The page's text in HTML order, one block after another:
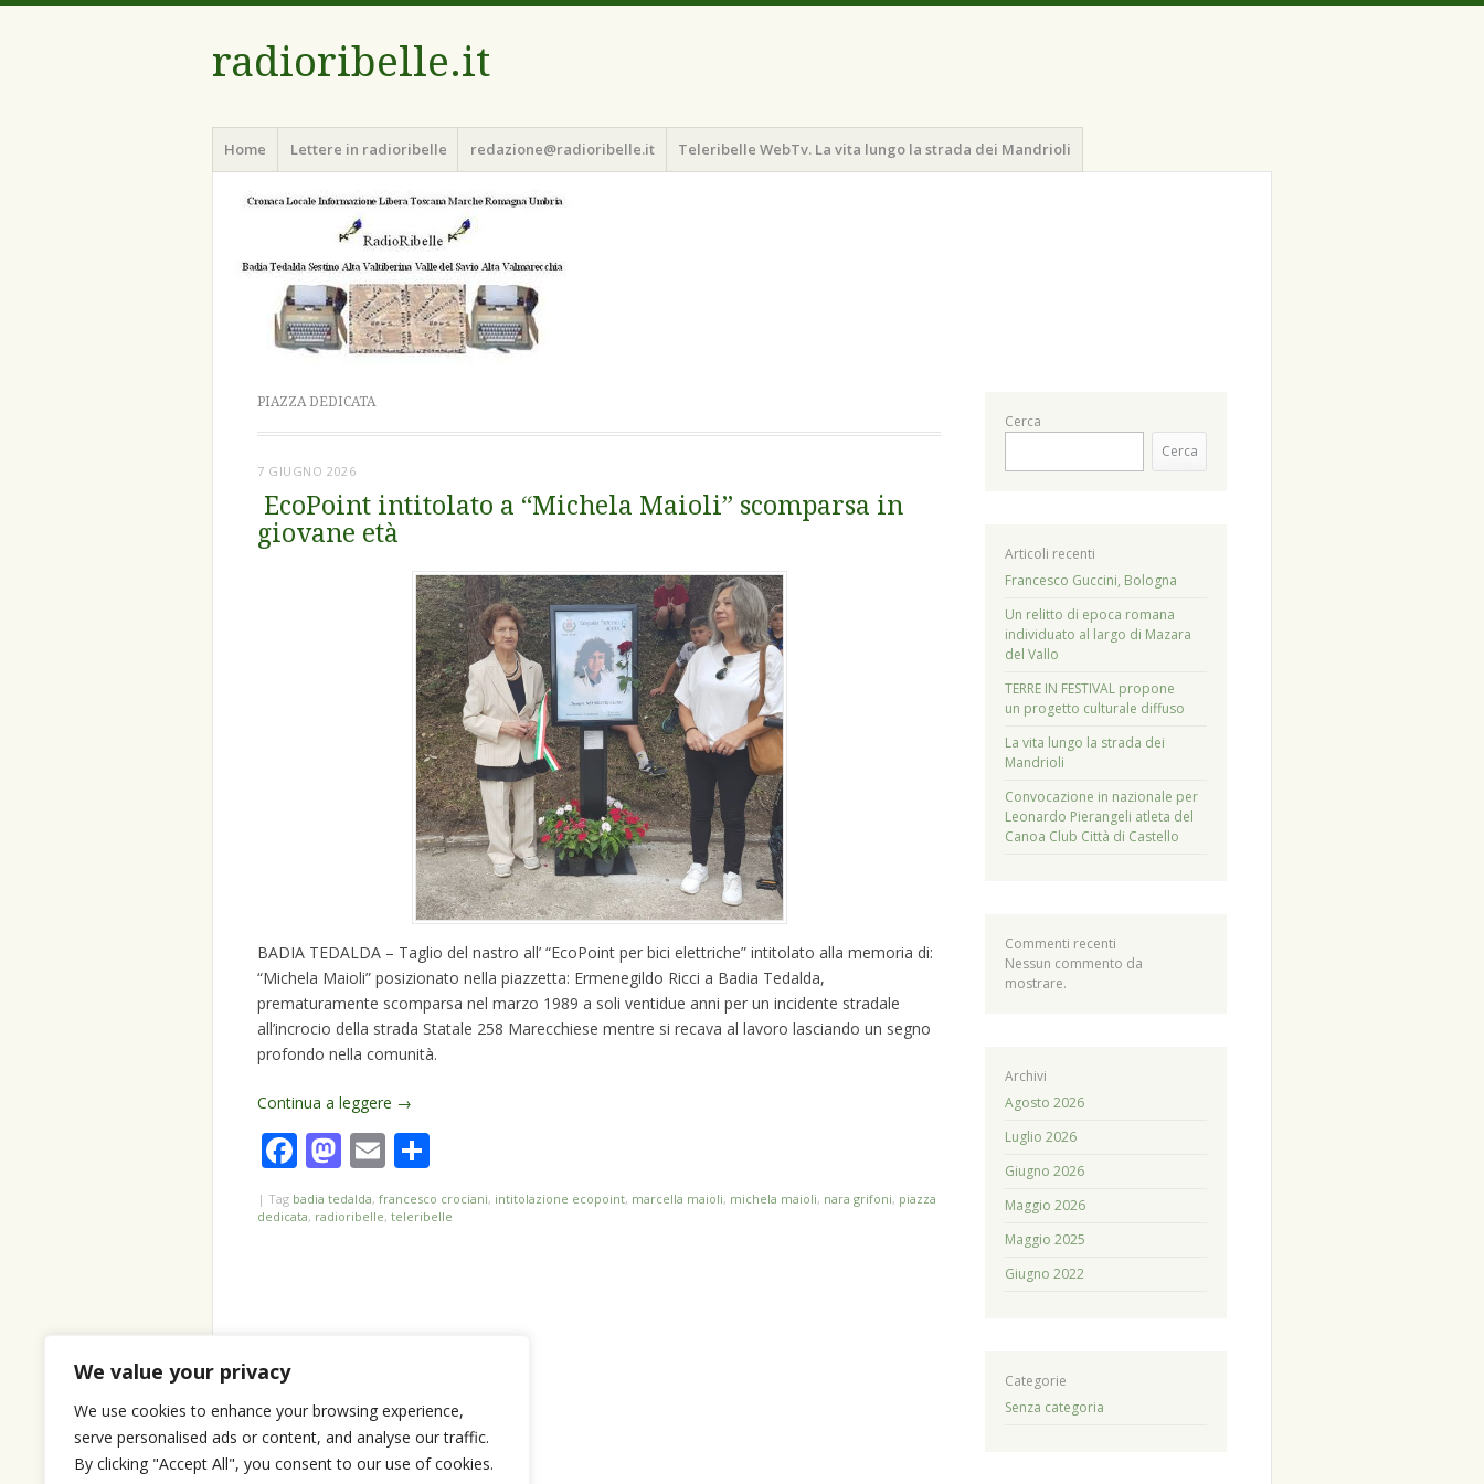
We value your privacy
We use cookies to enhance your browsing experience,
serve personalised ads or content, and analyse our traffic.
By clicking "Accept All", you consent to our use of cookies.
radioribelle.it
Menu
Vai
Home Lettere in radioribelle redazione@radioribelle.it Teleribelle WebTv. La vita lungo la strada dei Mandrioli
PIAZZA DEDICATA
7 GIUGNO 2026
EcoPoint intitolato a “Michela Maioli” scomparsa in
giovane età
BADIA TEDALDA – Taglio del nastro all’ “EcoPoint per bici elettriche” intitolato alla memoria di:
“Michela Maioli” posizionato nella piazzetta: Ermenegildo Ricci a Badia Tedalda,
prematuramente scomparsa nel marzo 1989 a soli ventidue anni per un incidente stradale
all’incrocio della strada Statale 258 Marecchiese mentre si recava al lavoro lasciando un segno
profondo nella comunità.
Continua a leggere →
Facebook
Mastodon
Email
| Tag badia tedalda, francesco crociani, intitolazione ecopoint, marcella maioli, michela maioli, nara grifoni, piazza
dedicata, radioribelle, teleribelle
Cerca
Cerca
Articoli recenti
Francesco Guccini, Bologna
Un relitto di epoca romana
individuato al largo di Mazara
del Vallo
TERRE IN FESTIVAL propone
un progetto culturale diffuso
La vita lungo la strada dei
Mandrioli
Convocazione in nazionale per
Leonardo Pierangeli atleta del
Canoa Club Città di Castello
Commenti recenti
Nessun commento da
mostrare.
Archivi
Agosto 2026
Luglio 2026
Giugno 2026
Maggio 2026
Maggio 2025
Giugno 2022
Categorie
Senza categoria